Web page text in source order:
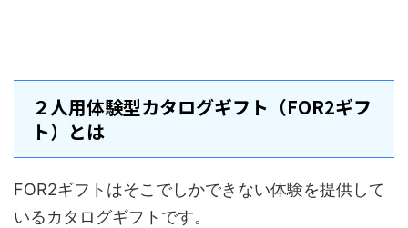
２人用体験型カタログギフト（FOR2ギフ
ト）とは
FOR2ギフトはそこでしかできない体験を提供して
いるカタログギフトです。